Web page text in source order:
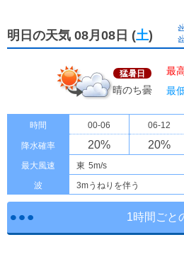
明日の天気 08月08日 (土)
猛暑日
晴のち曇
最
最
時間 00-06 06-12
降水確率 20% 20%
最大風速 東 5m/s
波
3mうねりを伴う
1時間ごと